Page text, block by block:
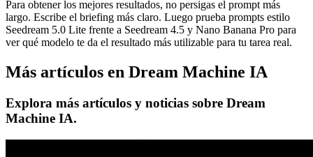
Para obtener los mejores resultados, no persigas el prompt más
largo. Escribe el briefing más claro. Luego prueba prompts estilo
Seedream 5.0 Lite frente a Seedream 4.5 y Nano Banana Pro para
ver qué modelo te da el resultado más utilizable para tu tarea real.
Más artículos en Dream Machine IA
Explora más artículos y noticias sobre Dream
Machine IA.